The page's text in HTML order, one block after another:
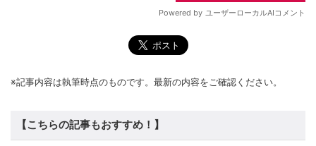
※記事内容は執筆時点のものです。最新の内容をご確認ください。
【こちらの記事もおすすめ！】